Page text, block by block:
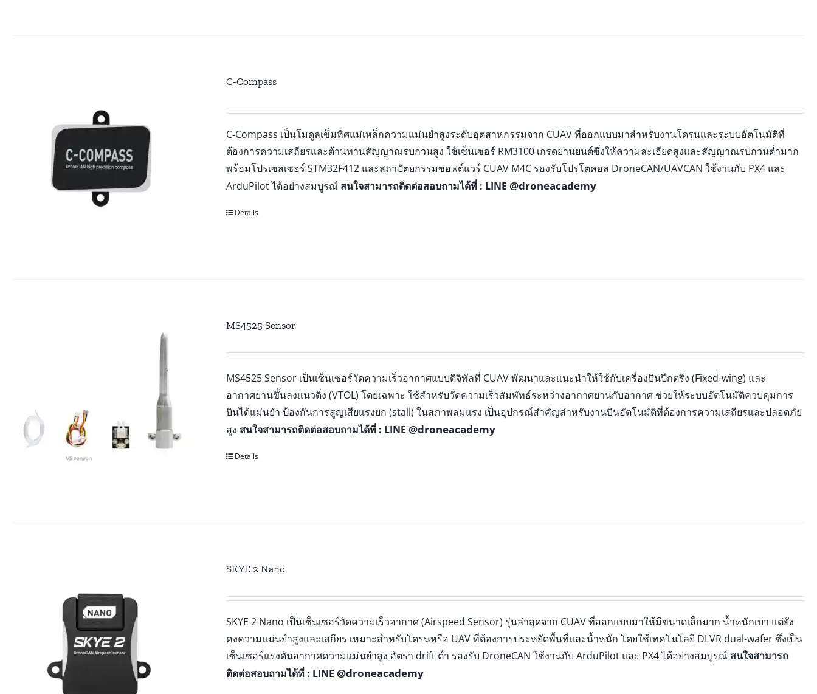
C-Compass
C-Compass เป็นโมดูลเข็มทิศแม่เหล็กความแม่นยำสูงระดับอุตสาหกรรมจาก CUAV ที่ออกแบบมาสำหรับงานโดรนและระบบอัตโนมัติที่
ต้องการความเสถียรและต้านทานสัญญาณรบกวนสูง ใช้เซ็นเซอร์ RM3100 เกรดยานยนต์ซึ่งให้ความละเอียดสูงและสัญญาณรบกวนต่ำมาก
พร้อมโปรเซสเซอร์ STM32F412 และสถาปัตยกรรมซอฟต์แวร์ CUAV M4C รองรับโปรโตคอล DroneCAN/UAVCAN ใช้งานกับ PX4 และ
ArduPilot ได้อย่างสมบูรณ์ สนใจสามารถติดต่อสอบถามได้ที่ : LINE@droneacademy
Details
MS4525 Sensor
MS4525 Sensor เป็นเซ็นเซอร์วัดความเร็วอากาศแบบดิจิทัลที่ CUAV พัฒนาและแนะนำให้ใช้กับเครื่องบินปีกตรึง (Fixed-wing) และ
อากาศยานขึ้นลงแนวดิ่ง (VTOL) โดยเฉพาะ ใช้สำหรับวัดความเร็วสัมพัทธ์ระหว่างอากาศยานกับอากาศ ช่วยให้ระบบอัตโนมัติควบคุมการ
บินได้แม่นยำ ป้องกันการสูญเสียแรงยก (stall) ในสภาพลมแรง เป็นอุปกรณ์สำคัญสำหรับงานบินอัตโนมัติที่ต้องการความเสถียรและปลอดภัย
สูง สนใจสามารถติดต่อสอบถามได้ที่ : LINE@droneacademy
Details
SKYE 2 Nano
SKYE 2 Nano เป็นเซ็นเซอร์วัดความเร็วอากาศ (Airspeed Sensor) รุ่นล่าสุดจาก CUAV ที่ออกแบบมาให้มีขนาดเล็กมาก น้ำหนักเบา แต่ยัง
คงความแม่นยำสูงและเสถียร เหมาะสำหรับโดรนหรือ UAV ที่ต้องการประหยัดพื้นที่และน้ำหนัก โดยใช้เทคโนโลยี DLVR dual-wafer ซึ่งเป็น
เซ็นเซอร์แรงดันอากาศความแม่นยำสูง อัตรา drift ต่ำ รองรับ DroneCAN ใช้งานกับ ArduPilot และ PX4 ได้อย่างสมบูรณ์ สนใจสามารถ
ติดต่อสอบถามได้ที่ : LINE@droneacademy